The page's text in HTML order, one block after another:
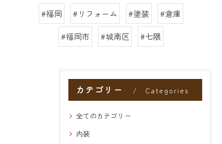
#福岡 #リフォーム #塗装
#倉庫
#福岡市
#城南区 #七隈
カテゴリー Categories
全てのカテゴリー
内装